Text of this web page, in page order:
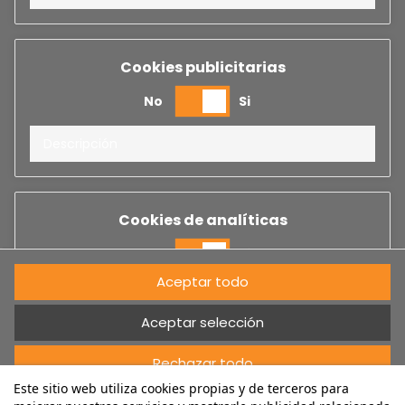
Este sitio web utiliza cookies propias y de terceros para
Cookies publicitarias
No Si
Cookies de analíticas
No Si
Descripción
Rechazar todo
Aceptar selección
Aceptar todo